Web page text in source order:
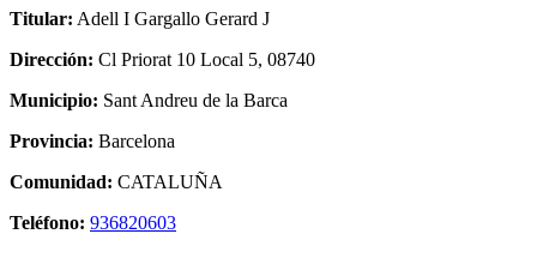
Titular: Adell I Gargallo Gerard J
Dirección: Cl Priorat 10 Local 5, 08740
Municipio: Sant Andreu de la Barca
Provincia: Barcelona
Comunidad: CATALUÑA
Teléfono: 936820603